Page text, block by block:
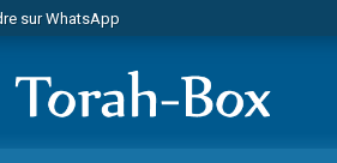
sur WhatsApp
pour 1 Journée de Vacances Pour les Enfants
bénédiction